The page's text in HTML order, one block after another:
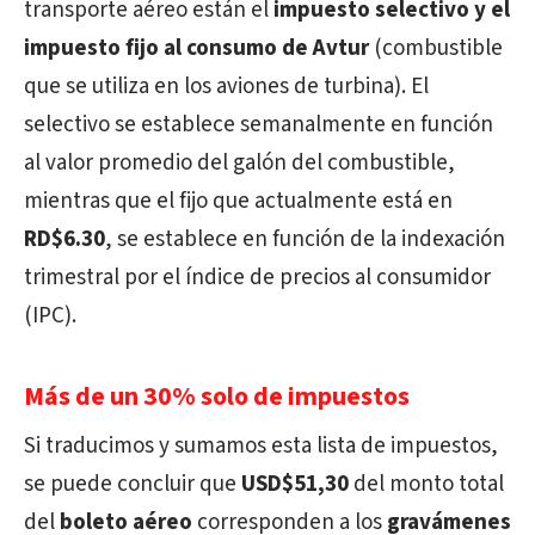
transporte aéreo están elimpuesto selectivo y el
impuesto fijo al consumo de Avtur(combustible
que se utiliza en los aviones de turbina). El
selectivo se establece semanalmente en función
al valor promedio del galón del combustible,
mientras que el fijo que actualmente está en
RD$6.30, se establece en función de la indexación
trimestral por el índice de precios al consumidor
(IPC).
Más de un 30% solo de impuestos
Si traducimos y sumamos esta lista de impuestos,
se puede concluir que USD$51,30del monto total
delboleto aéreo corresponden a losgravámenes